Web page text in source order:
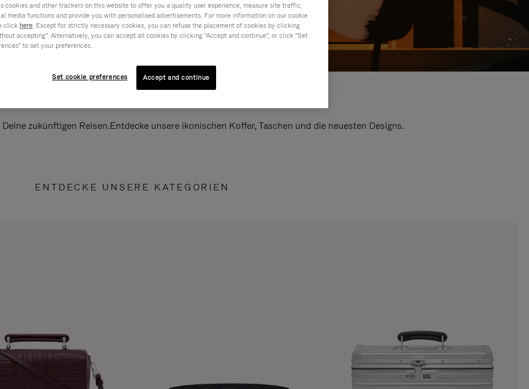
zukünftigen Reisen.Entdecke unsere ikonischen Koffer, Taschen und die neuesten Designs.
ENTDECKE UNSERE KATEGORIEN
cookies and other trackers on this website to offer you a quality user experience, measure site traffic,
media functions and provide you with personalised advertisements. For more information on our cookie
click here. Except for strictly necessary cookies, you can refuse the placement of cookies by clicking
accepting". Alternatively, you can accept all cookies by clicking "Accept and continue", or click "Set
to set your preferences.
Set cookie preferences Accept and continue